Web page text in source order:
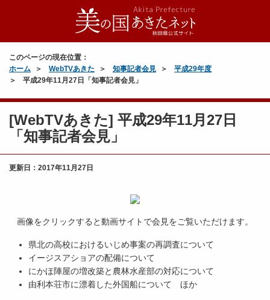
このページの現在位置：
ホーム
WebTVあきた 知事記者会見
平成29年度
平成29年11月27日「知事記者会見」
[WebTVあきた] 平成29年11月27日
「知事記者会見」
更新日： 2017年11月27日
画像をクリックすると動画サイトで会見をご覧いただけます。
県北の高校におけるいじめ事案の再調査について
イージスアショアの配備について
にかほ陣屋の増改築と農林水産部の対応について
由利本荘市に漂着した外国船について ほか